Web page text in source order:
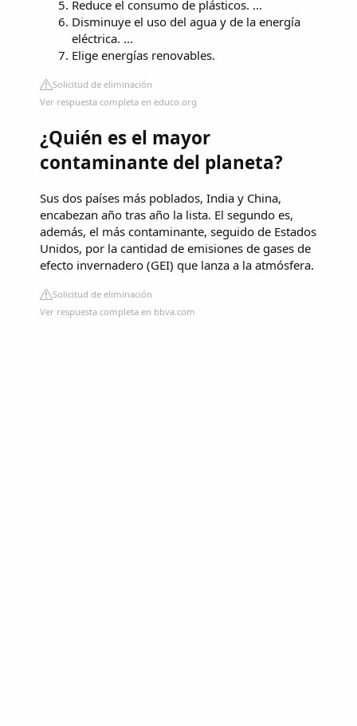
Reduce el consumo de plásticos. ...
Disminuye el uso del agua y de la energía
eléctrica. ...
Elige energías renovables.
Solicitud de eliminación
Ver respuesta completa en educo.org
¿Quién es el mayor
contaminante del planeta?
Sus dos países más poblados, India y China,
encabezan año tras año la lista. El segundo es,
además, el más contaminante, seguido de Estados
Unidos, por la cantidad de emisiones de gases de
efecto invernadero (GEI) que lanza a la atmósfera.
Solicitud de eliminación
Ver respuesta completa en bbva.com